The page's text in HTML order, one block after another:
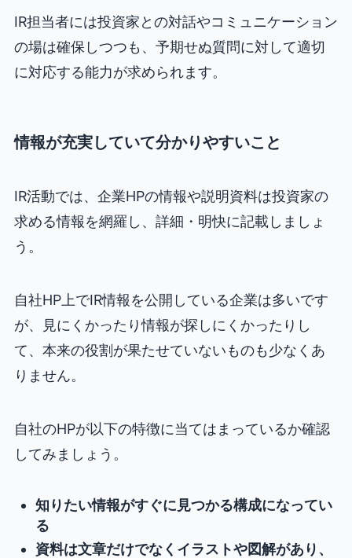
IR担当者には投資家との対話やコミュニケーション
の場は確保しつつも、予期せぬ質問に対して適切
に対応する能力が求められます。
情報が充実していて分かりやすいこと
IR活動では、企業HPの情報や説明資料は投資家の
求める情報を網羅し、詳細・明快に記載しましょ
う。
自社HP上でIR情報を公開している企業は多いです
が、見にくかったり情報が探しにくかったりし
て、本来の役割が果たせていないものも少なくあ
りません。
自社のHPが以下の特徴に当てはまっているか確認
してみましょう。
知りたい情報がすぐに見つかる構成になってい
る
資料は文章だけでなくイラストや図解があり、